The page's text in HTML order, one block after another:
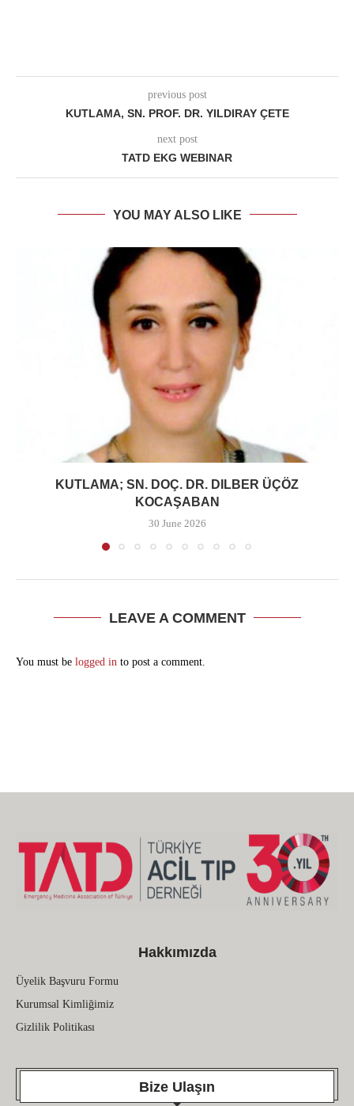
previous post
KUTLAMA, SN. PROF. DR. YILDIRAY ÇETE
next post
TATD EKG WEBINAR
YOU MAY ALSO LIKE
KUTLAMA; SN. DOÇ. DR. DILBER ÜÇÖZ
KOCAŞABAN
30 June 2026
LEAVE A COMMENT
You must be logged in to post a comment.
Hakkımızda
Üyelik Başvuru Formu
Kurumsal Kimliğimiz
Gizlilik Politikası
Bize Ulaşın